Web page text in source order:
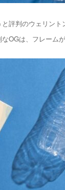
評判のウェリント
OGは、フレーム